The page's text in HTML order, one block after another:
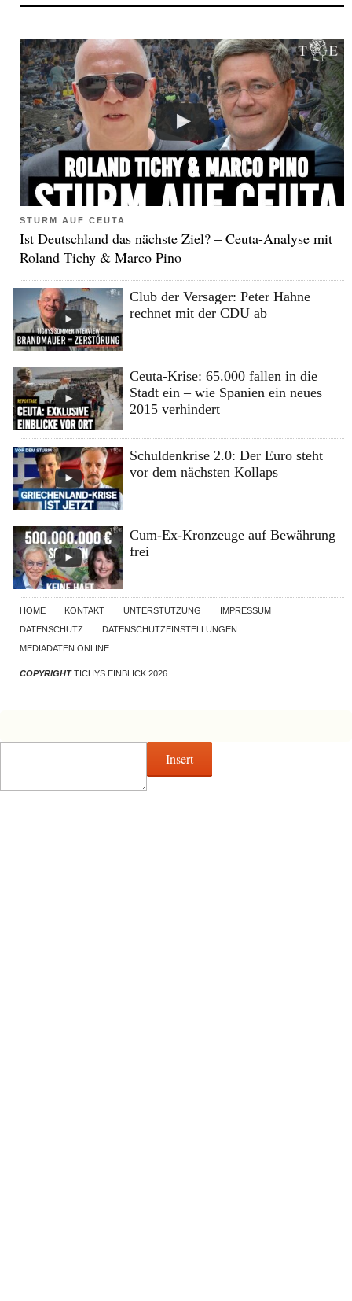
STURM AUF CEUTA
Ist Deutschland das nächste Ziel? – Ceuta-Analyse mit
Roland Tichy & Marco Pino
Club der Versager: Peter Hahne
rechnet mit der CDU ab
Ceuta-Krise: 65.000 fallen in die
Stadt ein – wie Spanien ein neues
2015 verhindert
Schuldenkrise 2.0: Der Euro steht
vor dem nächsten Kollaps
Cum-Ex-Kronzeuge auf Bewährung
frei
HOME KONTAKT UNTERSTÜTZUNG
IMPRESSUM
DATENSCHUTZ
DATENSCHUTZEINSTELLUNGEN
MEDIADATEN ONLINE
COPYRIGHTTICHYS EINBLICK 2026
Insert